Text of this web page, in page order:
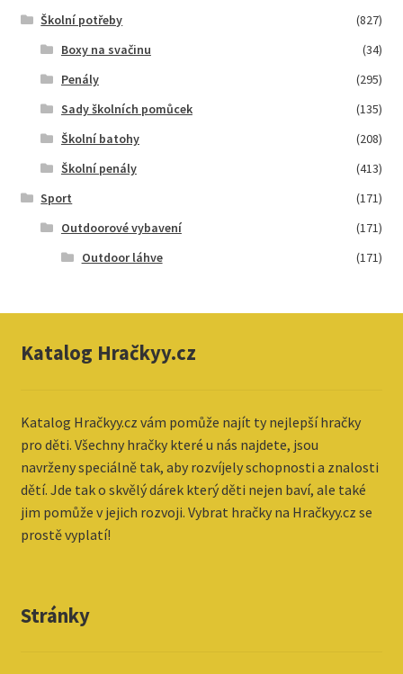
Školní potřeby
(827)
Boxy na svačinu
(34)
Penály
(295)
Sady školních pomůcek
(135)
Školní batohy
(208)
Školní penály
(413)
Sport
(171)
Outdoorové vybavení
(171)
Outdoor láhve
(171)
Katalog Hračkyy.cz
Katalog Hračkyy.cz vám pomůže najít ty nejlepší hračky
pro děti. Všechny hračky které u nás najdete, jsou
navrženy speciálně tak, aby rozvíjely schopnosti a znalosti
dětí. Jde tak o skvělý dárek který děti nejen baví, ale také
jim pomůže v jejich rozvoji. Vybrat hračky na Hračkyy.cz se
prostě vyplatí!
Stránky